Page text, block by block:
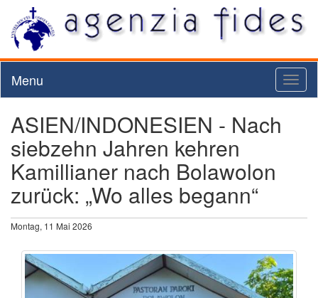
Menu
ASIEN/INDONESIEN - Nach
siebzehn Jahren kehren
Kamillianer nach Bolawolon
zurück: „Wo alles begann“
Montag, 11 Mai 2026